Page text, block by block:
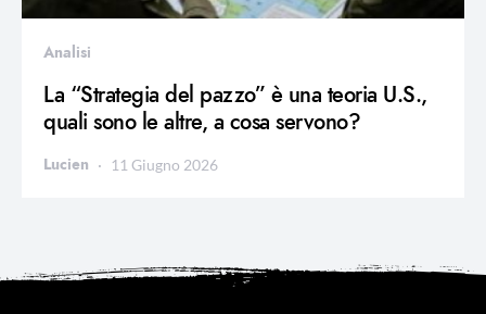
Analisi
La “Strategia del pazzo” è una teoria U.S.,
quali sono le altre, a cosa servono?
Lucien 11 Giugno 2026